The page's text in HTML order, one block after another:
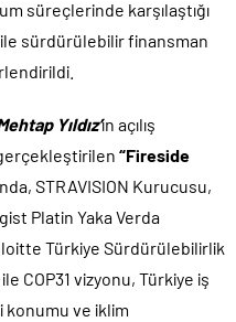
süreçlerinde karşılaştığı
sürdürülebilir finansman
Yıldız’ın açılış
“Fireside
STRAVISION Kurucusu,
Platin Yaka Verda
Türkiye Sürdürülebilirlik
ile COP31 vizyonu, Türkiye iş
konumu ve iklim